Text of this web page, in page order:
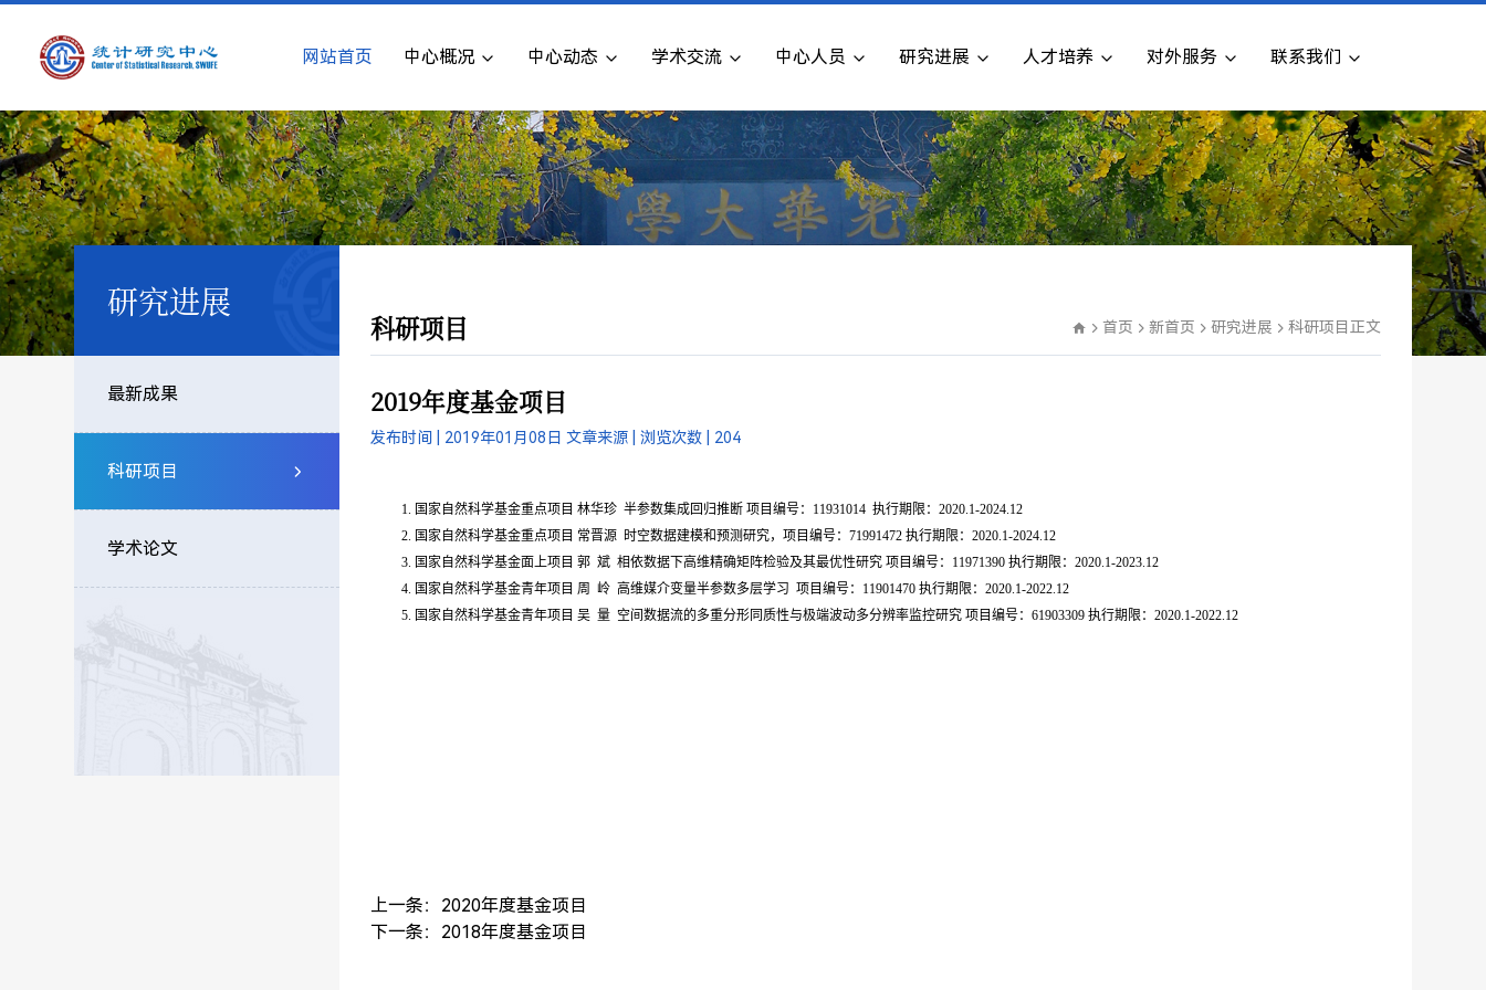
网站首页 中心概况 中心动态 学术交流 中心人员 研究进展 人才培养 对外服务 联系我们
研究进展
最新成果
科研项目
学术论文
科研项目 首页 新首页 研究进展 科研项目 正文
​2019年度基金项目
发布时间 | 2019年01月08日 文章来源 |浏览次数 | 204
1. 国家自然科学基金重点项目 林华珍  半参数集成回归推断 项目编号：11931014  执行期限：2020.1-2024.12
2. 国家自然科学基金重点项目 常晋源  时空数据建模和预测研究，项目编号：71991472 执行期限：2020.1-2024.12
3. 国家自然科学基金面上项目 郭  斌  相依数据下高维精确矩阵检验及其最优性研究 项目编号：11971390 执行期限：2020.1-2023.12
4. 国家自然科学基金青年项目 周  岭  高维媒介变量半参数多层学习  项目编号：11901470 执行期限：2020.1-2022.12
5. 国家自然科学基金青年项目 吴  量  空间数据流的多重分形同质性与极端波动多分辨率监控研究 项目编号：61903309 执行期限：2020.1-2022.12
上一条： 2020年度基金项目
下一条： 2018年度基金项目